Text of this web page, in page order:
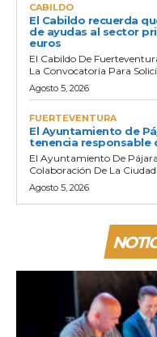
CABILDO
El Cabildo recuerda
de ayudas al sector
euros
El Cabildo De
La Convocatoria Para
Agosto 5, 2026
FUERTEVENTURA
El Ayuntamiento de
tenencia responsable
El Ayuntamiento De
Colaboración De La
Agosto 5, 2026